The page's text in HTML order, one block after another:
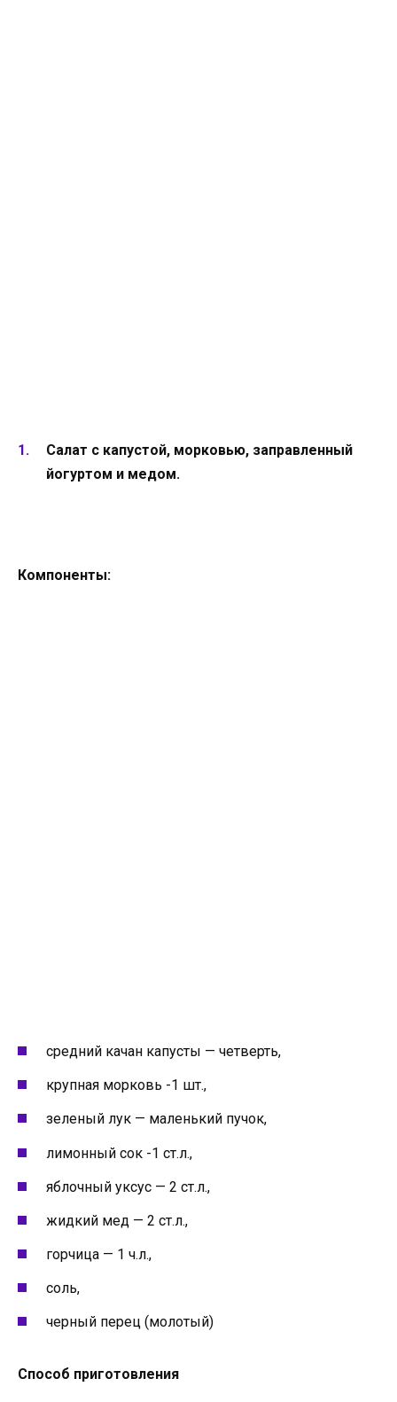
Салат с капустой, морковью, заправленный
йогуртом и медом.
Компоненты:
средний качан капусты — четверть,
крупная морковь -1 шт.,
зеленый лук — маленький пучок,
лимонный сок -1 ст.л.,
яблочный уксус — 2 ст.л.,
жидкий мед — 2 ст.л.,
горчица — 1 ч.л.,
соль,
черный перец (молотый)
Способ приготовления